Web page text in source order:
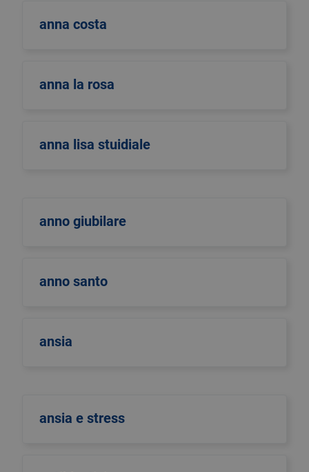
anna costa
anna la rosa
anna lisa stuidiale
anno giubilare
anno santo
ansia
ansia e stress